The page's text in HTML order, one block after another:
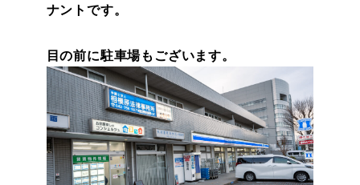
ナントです。
目の前に駐車場もございます。